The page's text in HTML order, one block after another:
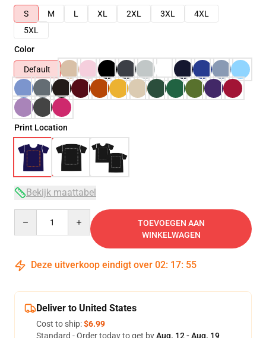
S
M L XL 2XL 3XL
4XL
5XL
Color
Default
Print Location
Bekijk maattabel
TOEVOEGEN AAN
WINKELWAGEN
Deze uitverkoop eindigt over 02: 17: 54
Deliver to United States
Cost to ship:$6.99
Standard - Order today to get byAug. 12 - Aug. 19